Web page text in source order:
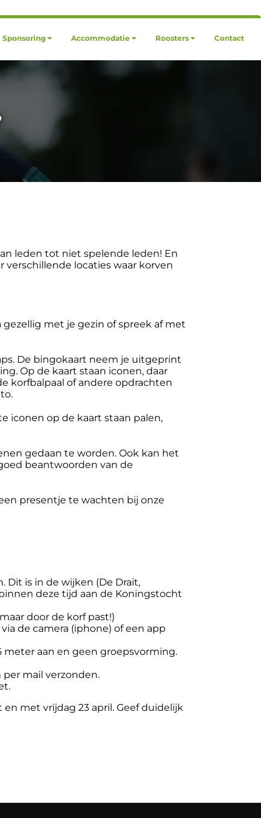
Sponsoring Accommodatie Roosters Contact
leden tot niet spelende leden! En
verschillende locaties waar korven
met je gezin of spreek af met
De bingokaart neem je uitgeprint
Op de kaart staan iconen, daar
korfbalpaal of andere opdrachten
iconen op de kaart staan palen,
gedaan te worden. Ook kan het
beantwoorden van de
presentje te wachten bij onze
Dit is in de wijken (De Drait,
deze tijd aan de Koningstocht
door de korf past!)
de camera (iphone) of een app
meter aan en geen groepsvorming.
mail verzonden.
en met vrijdag 23 april. Geef duidelijk